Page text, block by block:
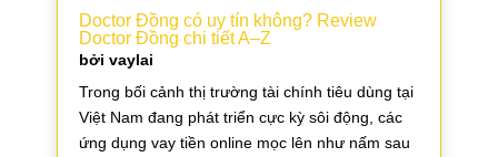
Doctor Đồng có uy tín không? Review
Doctor Đồng chi tiết A–Z
bởi vaylai
Trong bối cảnh thị trường tài chính tiêu dùng tại
Việt Nam đang phát triển cực kỳ sôi động, các
ứng dụng vay tiền online mọc lên như nấm sau